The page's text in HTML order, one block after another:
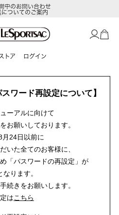
中のお問い合わせ
ついてのご案内
トア ログイン
ワード再設定について】
ーアルに向けて
お願いしております。
月24日以前に
いた全てのお客様に、
「パスワードの再設定」が
なります。
続きをお願いします。
はこちら